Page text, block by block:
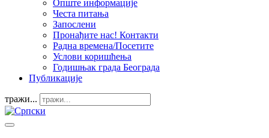
Опште информације
Честа питања
Запослени
Пронађите нас! Контакти
Радна времена/Посетите
Услови коришћења
Годишњак града Београда
Публикације
тражи...